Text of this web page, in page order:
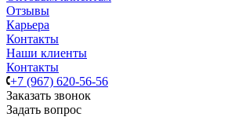
Отзывы
Карьера
Контакты
Наши клиенты
Контакты
+7 (967) 620-56-56
Заказать звонок
Задать вопрос